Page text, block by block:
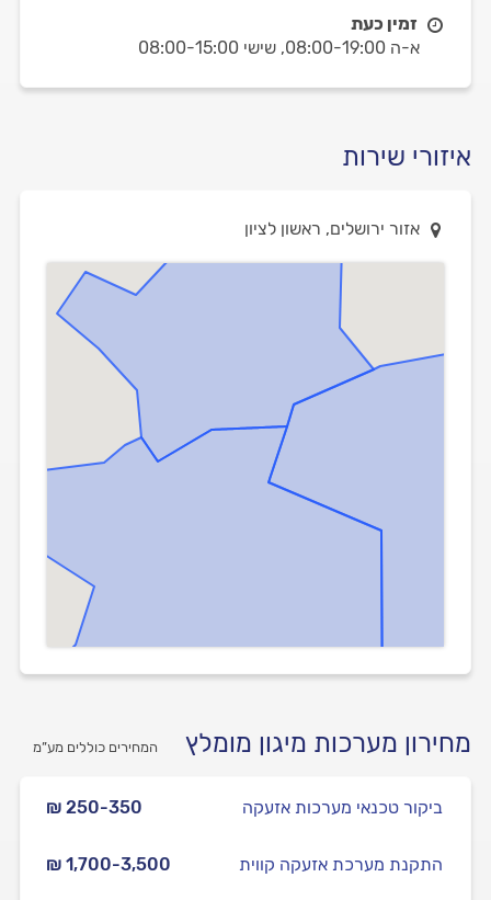
זמין כעת
א-ה 08:00-19:00,
שישי 08:00-15:00
איזורי שירות
אזור ירושלים, ראשון לציון
מחירון מערכות מיגון מומלץ המחירים כוללים מע”מ
₪ 250-350 ביקור טכנאי מערכות אזעקה
₪ 1,700-3,500 התקנת מערכת אזעקה קווית